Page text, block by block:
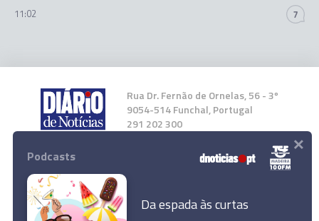
11:02 7
Rua Dr. Fernão de Ornelas, 56 - 3º
9054-514 Funchal, Portugal
291 202 300
Instale a nossa App
Podcasts
Da espada às curtas
×